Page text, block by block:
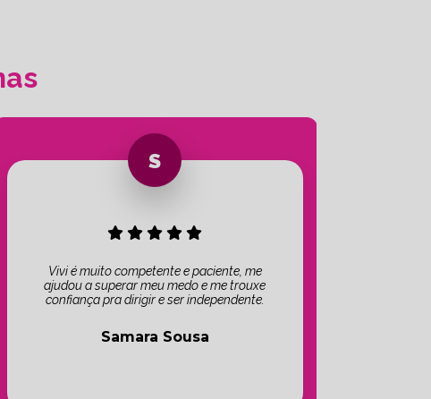
Vivi é muito competente e paciente, me
ajudou a superar meu medo e me trouxe
confiança pra dirigir e ser independente.
Samara Sousa